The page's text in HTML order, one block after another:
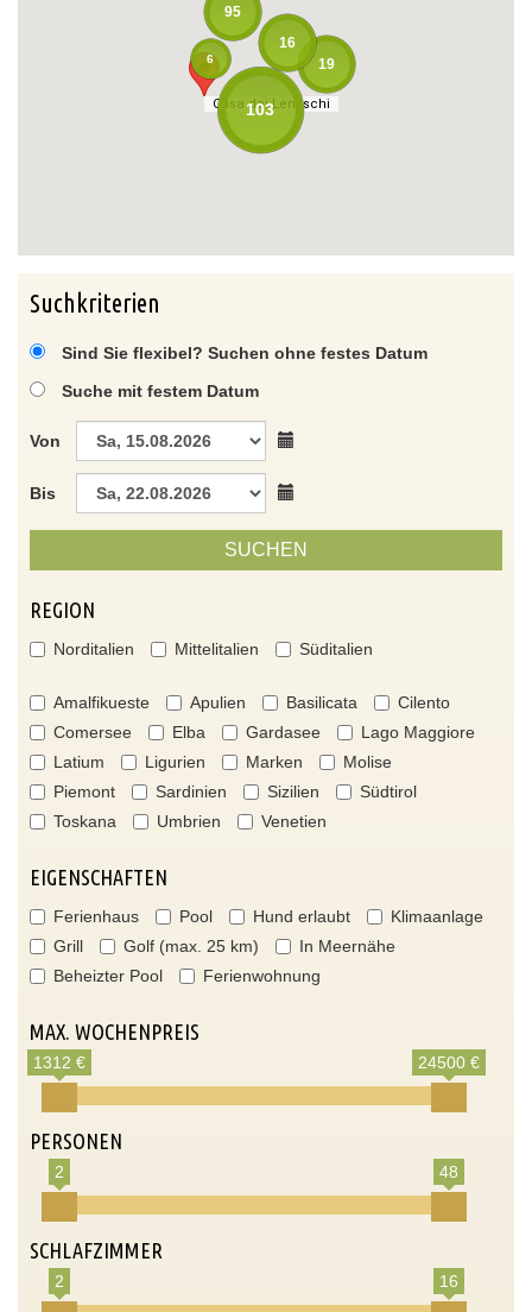
Casa dei Lentischi
19
95
103
16
Casa dei Lentischi
6
Suchkriterien
Sind Sie flexibel? Suchen ohne festes Datum
Suche mit festem Datum
Von
Bis
SUCHEN
REGION
Norditalien Mittelitalien Süditalien
Amalfikueste Apulien Basilicata
Cilento
Comersee
Elba Gardasee
Lago Maggiore
Latium
Ligurien Marken
Molise
Piemont
Sardinien Sizilien
Südtirol
Toskana
Umbrien Venetien
EIGENSCHAFTEN
Ferienhaus Pool Hund erlaubt
Klimaanlage
Grill
Golf (max. 25 km)
In Meernähe
Beheizter Pool
Ferienwohnung
MAX. WOCHENPREIS
1312 € 24500 €
PERSONEN
2 48
SCHLAFZIMMER
2 16